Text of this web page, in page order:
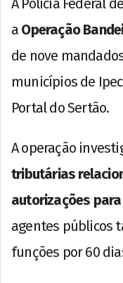
A Polícia Federal
a Operação
de nove
municípios de
Portal do Sertão.
A operação
tributárias
autorizações
agentes públicos
funções por 60